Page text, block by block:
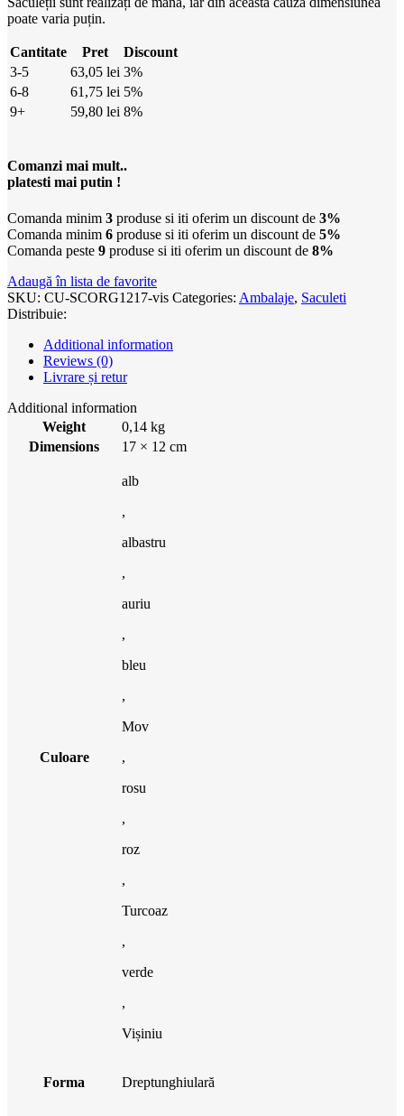
poate varia puțin.
Cantitate Pret
Discount
3-5
63,05 lei 3%
6-8
61,75 lei 5%
9+
59,80 lei 8%
Comanzi mai mult..
platesti mai putin !
Comanda minim 3 produse si iti oferim un discount de 3%
Comanda minim 6 produse si iti oferim un discount de 5%
Comanda peste 9 produse si iti oferim un discount de 8%
Adaugă în lista de favorite
SKU: CU-SCORG1217-vis Categories: Ambalaje, Saculeti
Distribuie:
Additional information
Reviews (0)
Livrare și retur
Additional information
Weight
0,14 kg
Dimensions
17 × 12 cm
Culoare
alb
,
albastru
,
auriu
,
bleu
,
Mov
,
rosu
,
roz
,
Turcoaz
,
verde
,
Vișiniu
Forma Dreptunghiulară